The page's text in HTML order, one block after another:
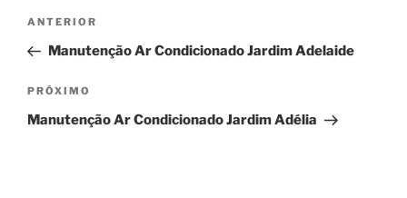
Navegação
Post
Post
anterior
ANTERIOR
Manutenção Ar Condicionado Jardim Adelaide
Próximo
post
PRÓXIMO
Manutenção Ar Condicionado Jardim Adélia